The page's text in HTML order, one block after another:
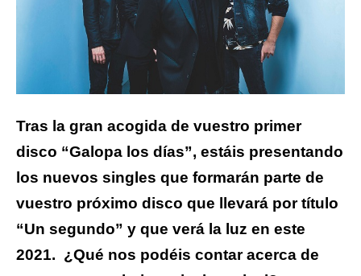
Tras la gran acogida de vuestro primer
disco “Galopa los días”, estáis presentando
los nuevos singles que formarán parte de
vuestro próximo disco que llevará por título
“Un segundo” y que verá la luz en este
2021. ¿Qué nos podéis contar acerca de